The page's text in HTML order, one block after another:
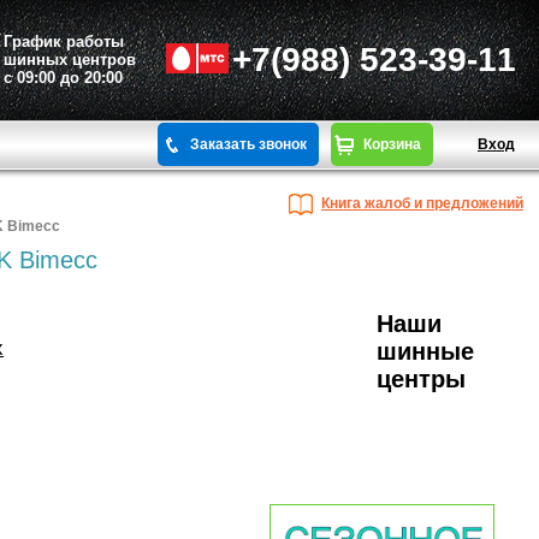
График работы
шинных центров
с 09:00 до 20:00
+7(988) 523-39-11
Вход
Корзина
Заказать звонок
Книга жалоб и предложений
Bimecc
Bimecc
Наши
шинные
центры